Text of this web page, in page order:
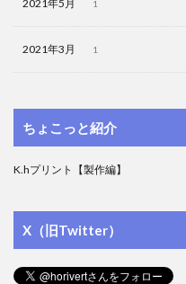
2021年5月 1
2021年3月 1
ちょこっと紹介
K.hプリント【製作編】
X（旧Twitter）